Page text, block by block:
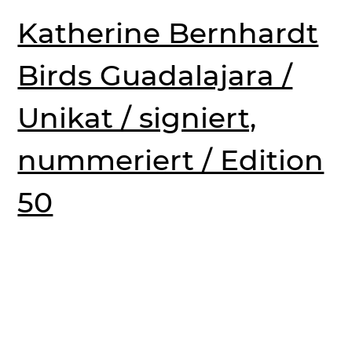
Katherine Bernhardt
Birds Guadalajara /
Unikat / signiert,
nummeriert / Edition
50